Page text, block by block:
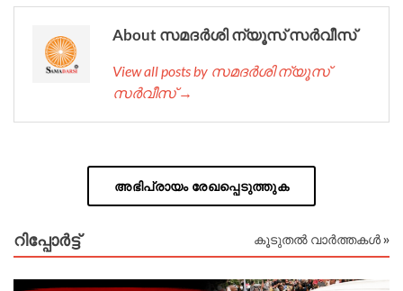
About സമദർശി ന്യൂസ് സർവീസ്
View all posts by സമദർശി ന്യൂസ്
സർവീസ് →
അഭിപ്രായം രേഖപ്പെടുത്തുക
റിപ്പോര്‍ട്ട് കൂടുതൽ വാർത്തകൾ »